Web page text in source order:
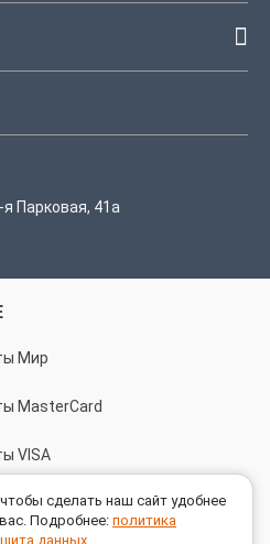
я Парковая, 41а
сделать наш сайт удобнее
Подробнее: политика
данных